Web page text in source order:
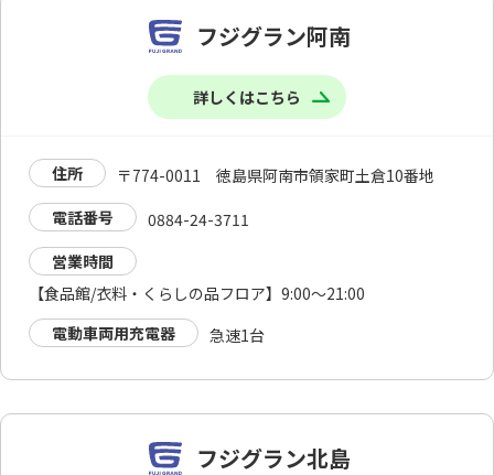
フジグラン阿南
詳しくはこちら
住所
〒774-0011 徳島県阿南市領家町土倉10番地
電話番号
0884-24-3711
営業時間
【食品館/衣料・くらしの品フロア】9:00～21:00
電動車両用充電器
急速1台
フジグラン北島